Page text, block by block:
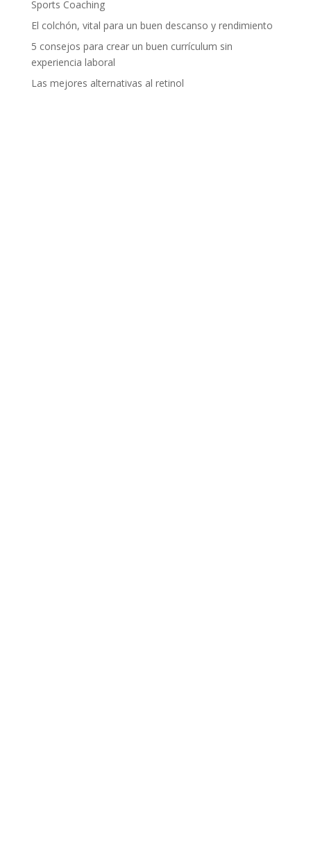
Sports Coaching
El colchón, vital para un buen descanso y rendimiento
5 consejos para crear un buen currículum sin
experiencia laboral
Las mejores alternativas al retinol